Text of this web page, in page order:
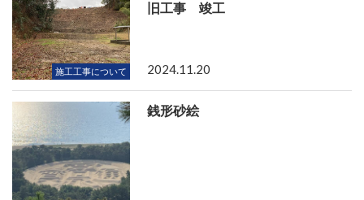
施工工事について
旧工事 竣工
2024.11.20
銭形砂絵